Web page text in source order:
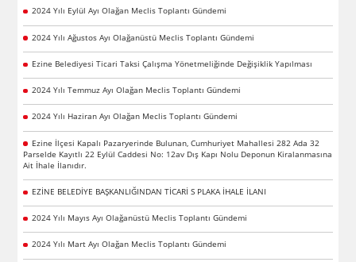
2024 Yılı Eylül Ayı Olağan Meclis Toplantı Gündemi
2024 Yılı Ağustos Ayı Olağanüstü Meclis Toplantı Gündemi
Ezine Belediyesi Ticari Taksi Çalışma Yönetmeliğinde Değişiklik Yapılması
2024 Yılı Temmuz Ayı Olağan Meclis Toplantı Gündemi
2024 Yılı Haziran Ayı Olağan Meclis Toplantı Gündemi
Ezine İlçesi Kapalı Pazaryerinde Bulunan, Cumhuriyet Mahallesi 282 Ada 32
Parselde Kayıtlı 22 Eylül Caddesi No: 12av Dış Kapı Nolu Deponun Kiralanmasına
Ait İhale İlanıdır.
EZİNE BELEDİYE BAŞKANLIĞINDAN TİCARİ S PLAKA İHALE İLANI
2024 Yılı Mayıs Ayı Olağanüstü Meclis Toplantı Gündemi
2024 Yılı Mart Ayı Olağan Meclis Toplantı Gündemi